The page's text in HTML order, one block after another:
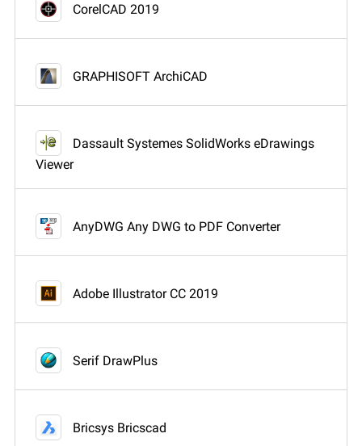
CorelCAD 2019
GRAPHISOFT ArchiCAD
Dassault Systemes SolidWorks eDrawings
Viewer
AnyDWG Any DWG to PDF Converter
Adobe Illustrator CC 2019
Serif DrawPlus
Bricsys Bricscad